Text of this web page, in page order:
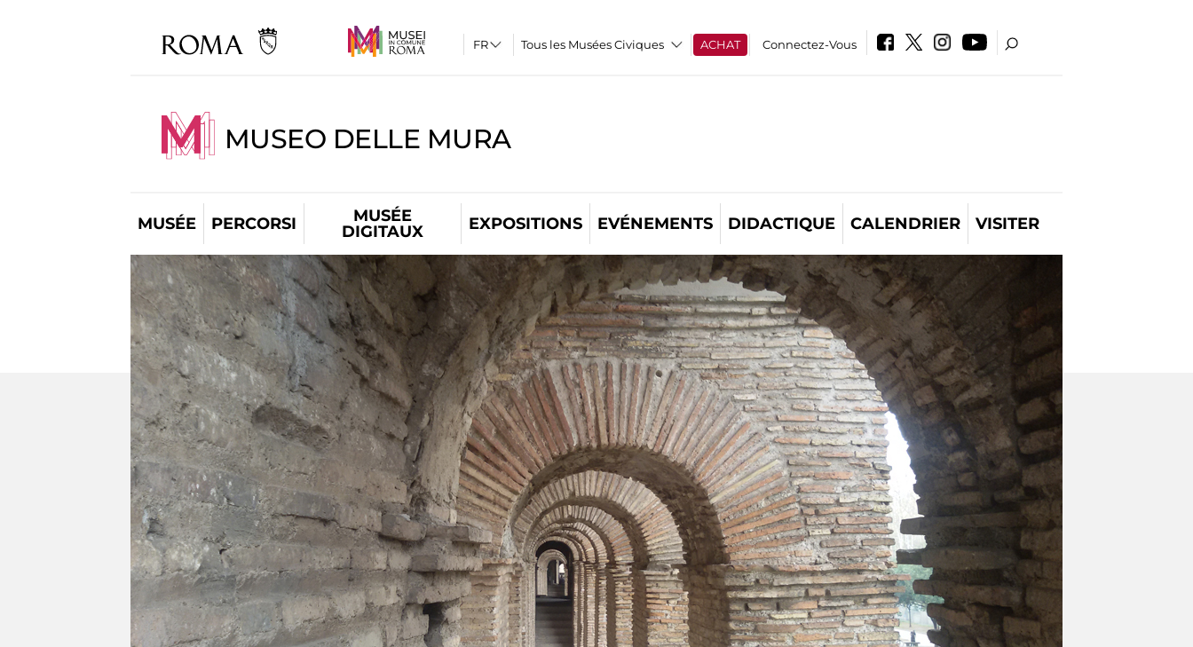
Tous les Musées Civiques ACHAT Connectez-Vous
MUSEO DELLE MURA
MUSÉE PERCORSI
MUSÉE
DIGITAUX
EXPOSITIONS EVÉNEMENTS DIDACTIQUE CALENDRIER VISITER